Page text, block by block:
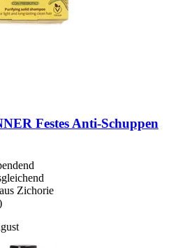
Festes Anti-​Schuppen
Zichorie